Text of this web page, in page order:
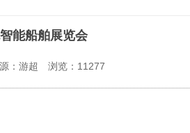
能船舶展览会
：游超 浏览： 11277